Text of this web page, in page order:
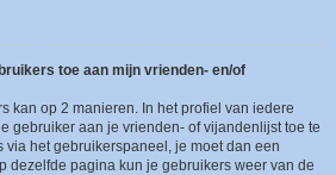
toe aan mijn vrienden- en/of
kan op 2 manieren. In het profiel van iedere
gebruiker aan je vrienden- of vijandenlijst toe te
via het gebruikerspaneel, je moet dan een
dezelfde pagina kun je gebruikers weer van de